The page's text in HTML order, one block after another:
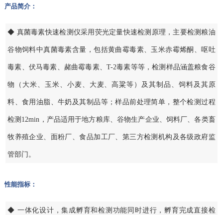
产品简介：
◆ 真菌毒素快速检测仪采用荧光定量快速检测原理，主要检测粮油
谷物饲料中真菌毒素含量，包括黄曲霉毒素、玉米赤霉烯酮、呕吐
毒素、伏马毒素、赭曲霉毒素、T-2毒素等等，检测样品涵盖粮食谷
物（大米、玉米、小麦、大麦、高粱等）及其制品、饲料及其原
料、食用油脂、牛奶及其制品等；样品前处理简单，整个检测过程
检测12min，产品适用于地方粮库、谷物生产企业、饲料厂、各类畜
牧养殖企业、面粉厂、食品加工厂、第三方检测机构及各级政府监
管部门。
性能指标：
◆ 一体化设计，集成孵育和检测功能同时进行，孵育完成直接检